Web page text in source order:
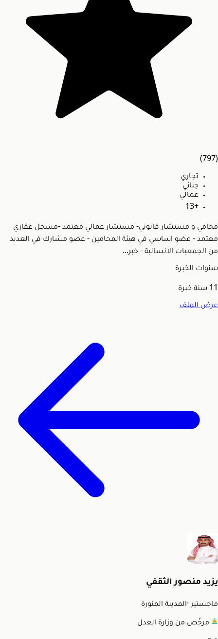
(797)
تجاري
جنائي
عمالي
+13
محامي و مستشار قانوني- مستشار عمالي معتمد -مسجل عقاري
معتمد - عضو اساسي في هيئة المحامين - عضو مشارك في العديد
من الجمعيات الانسانية - خبر...
سنوات الخبرة
11 سنة خبرة
عرض الملف
يزيد منصور الثقفي
ماجستير·المدينة المنورة
مرخّص من وزارة العدل